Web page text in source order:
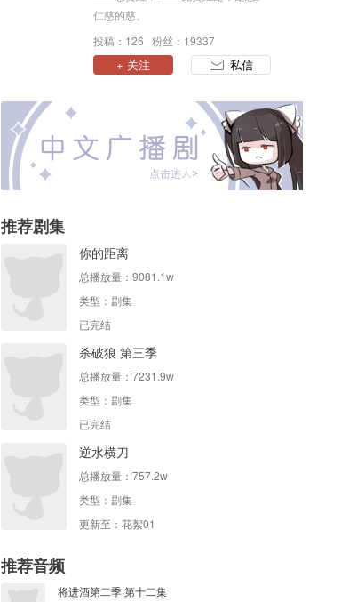
仁慈的慈。
投稿：126 粉丝：19337
+ 关注 私信
推荐剧集
你的距离
总播放量： 9081.1w
类型： 剧集
已完结
杀破狼 第三季
总播放量： 7231.9w
类型： 剧集
已完结
逆水横刀
总播放量： 757.2w
类型： 剧集
更新至：花絮01
推荐音频
将进酒第二季·第十二集